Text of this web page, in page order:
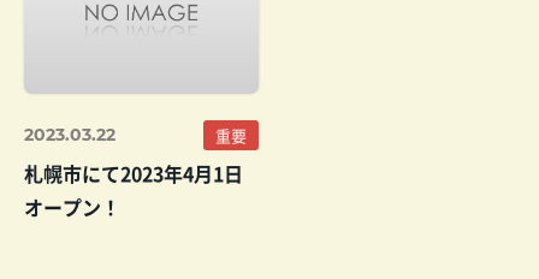
2023.03.22 重要
札幌市にて2023年4月1日
オープン！